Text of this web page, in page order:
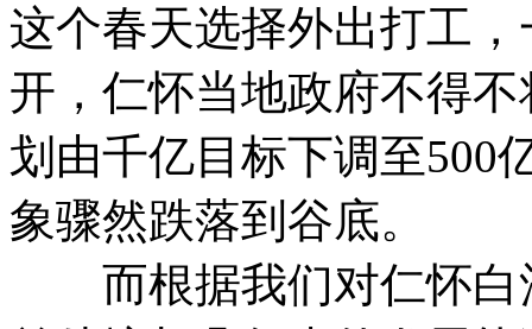
这个春天选择外出打工
开，仁怀当地政府不得
划由千亿目标下调至500
象骤然跌落到谷底。
而根据我们对仁怀白